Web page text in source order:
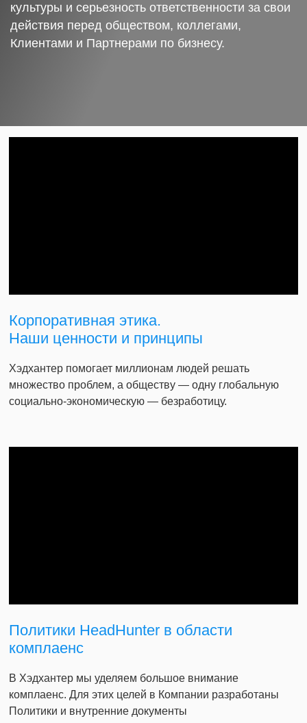
культуры и серьезность ответственности за свои
действия перед обществом, коллегами,
Клиентами и Партнерами по бизнесу.
Корпоративная этика.
Наши ценности и принципы
Хэдхантер помогает миллионам людей решать
множество проблем, а обществу — одну глобальную
социально-экономическую — безработицу.
Политики HeadHunter в области
комплаенс
В Хэдхантер мы уделяем большое внимание
комплаенс. Для этих целей в Компании разработаны
Политики и внутренние документы